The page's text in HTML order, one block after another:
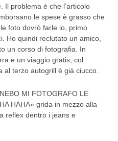
Il problema è che l’articolo
le spese è grasso che
foto dovrò farle io, primo
Ho quindi reclutato un amico,
un corso di fotografia. In
e un viaggio gratis, col
al terzo autogrill è già ciucco.
MI FOTOGRAFO LE
HAHA» grida in mezzo alla
reflex dentro i jeans e